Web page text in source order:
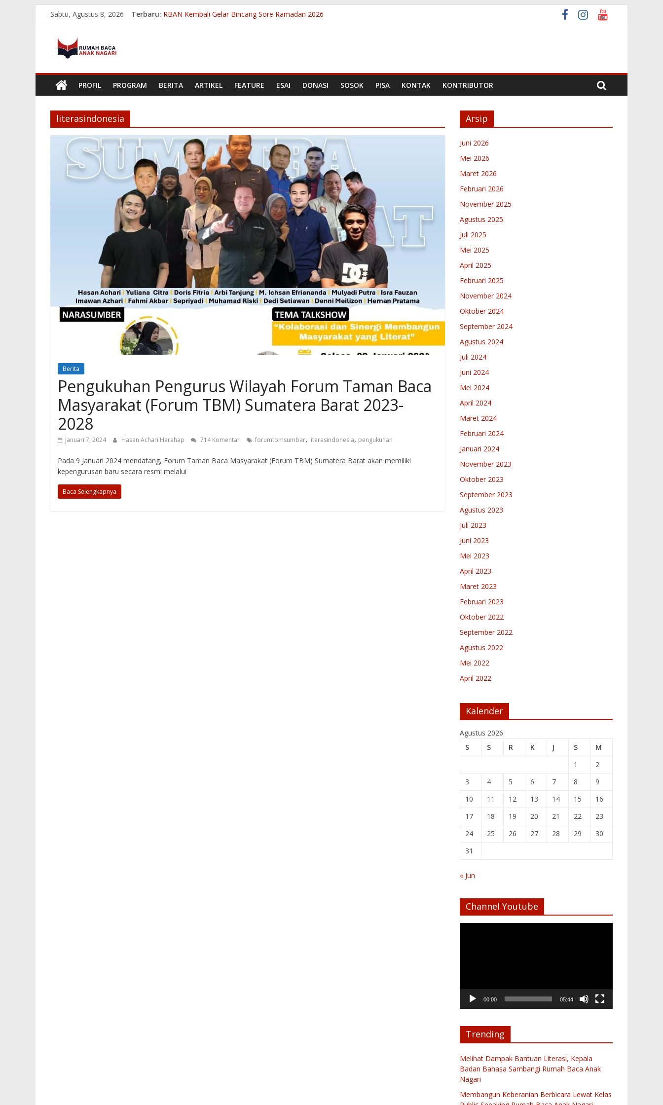
content
Sabtu, Agustus 8, 2026 Terbaru: RBAN Kembali Gelar Bincang Sore Ramadan 2026
Rumah
Baca
Anak
Nagari
Menumbuhkan
Minat
Mencerdaskan
PROFIL PROGRAM BERITA ARTIKEL FEATURE ESAI DONASI SOSOK PISA KONTAK KONTRIBUTOR
literasindonesia
Berita
Pengukuhan Pengurus Wilayah Forum Taman Baca
Masyarakat (Forum TBM) Sumatera Barat 2023-
2028
Januari 7, 2024 Hasan Achari Harahap 714 Komentar forumtbmsumbar, literasindonesia, pengukuhan
Pada 9 Januari 2024 mendatang, Forum Taman Baca Masyarakat (Forum TBM) Sumatera Barat akan memiliki
kepengurusan baru secara resmi melalui
Baca Selengkapnya
Arsip
Juni 2026
Mei 2026
Maret 2026
Februari 2026
November 2025
Agustus 2025
Juli 2025
Mei 2025
April 2025
Februari 2025
November 2024
Oktober 2024
September 2024
Agustus 2024
Juli 2024
Juni 2024
Mei 2024
April 2024
Maret 2024
Februari 2024
Januari 2024
November 2023
Oktober 2023
September 2023
Agustus 2023
Juli 2023
Juni 2023
Mei 2023
April 2023
Maret 2023
Februari 2023
Oktober 2022
September 2022
Agustus 2022
Mei 2022
April 2022
Kalender
Agustus 2026
S
S R K J S
M
1
2
3
4 5 6 7 8
9
10
11 12 13 14 15
16
17
18 19 20 21 22
23
24
25 26 27 28 29
30
31
« Jun
Channel Youtube
00:00 05:44
Trending
Melihat Dampak Bantuan Literasi, Kepala
Badan Bahasa Sambangi Rumah Baca Anak
Nagari
Membangun Keberanian Berbicara Lewat Kelas